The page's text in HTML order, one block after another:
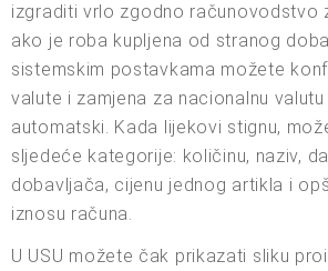
izgraditi vrlo zgodno računovodstvo
ako je roba kupljena od stranog
sistemskim postavkama možete
valute i zamjena za nacionalnu
automatski. Kada lijekovi stignu,
sljedeće kategorije: količinu, naziv,
dobavljača, cijenu jednog artikla i
iznosu računa.
U USU možete čak prikazati sliku